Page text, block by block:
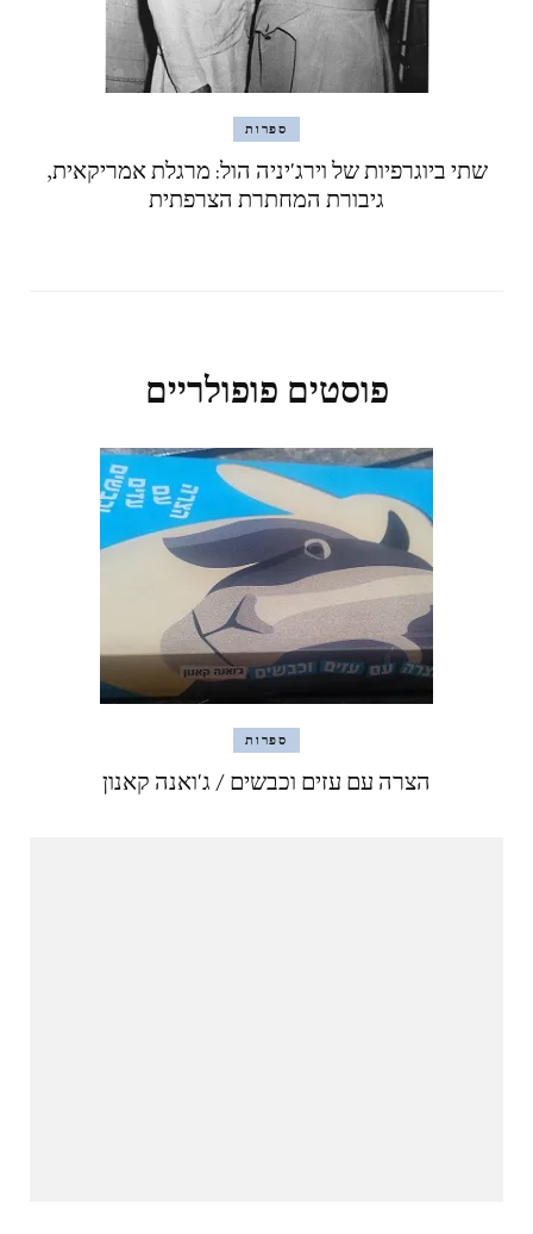
ספרות
שתי ביוגרפיות של וירג'יניה הול: מרגלת אמריקאית,
גיבורת המחתרת הצרפתית
פוסטים פופולריים
ספרות
הצרה עם עזים וכבשים / ג'ואנה קאנון